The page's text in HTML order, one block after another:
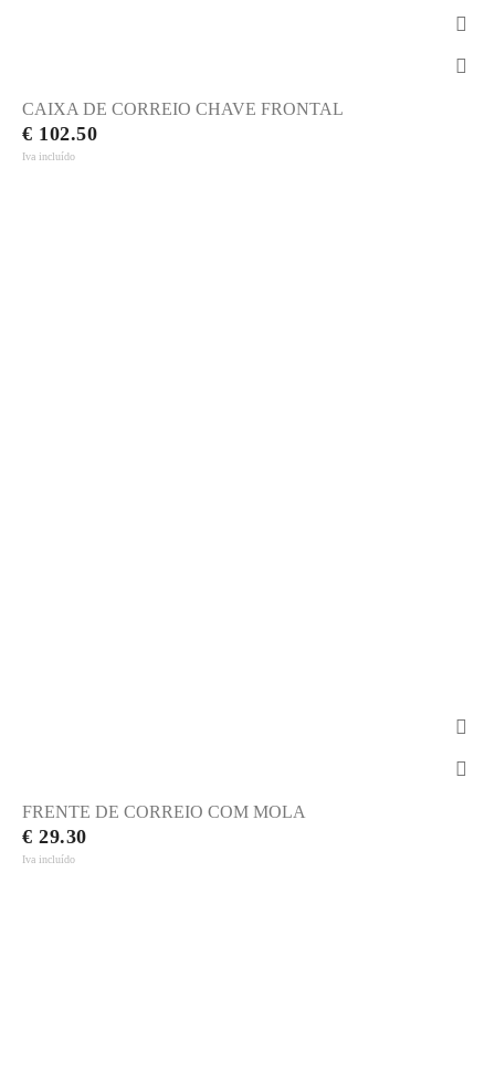
CAIXA DE CORREIO CHAVE FRONTAL
€ 102.50
Iva incluído
FRENTE DE CORREIO COM MOLA
€ 29.30
Iva incluído